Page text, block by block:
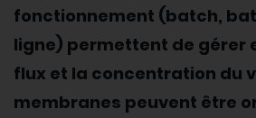
fonctionnement (batch,
ligne) permettent de gérer
flux et la concentration du
membranes peuvent être